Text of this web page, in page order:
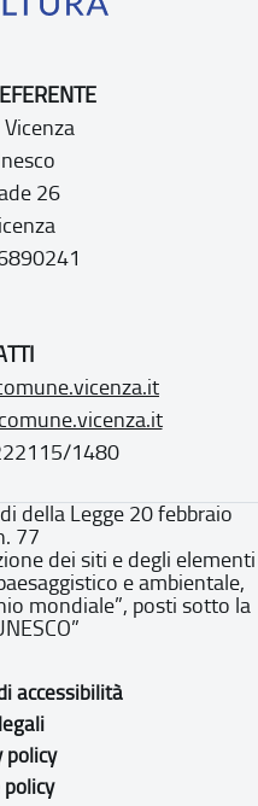
26
1480
della Legge 20 febbraio
77
dei siti e degli elementi
e ambientale,
mondiale”, posti sotto la
accessibilità
policy
policy